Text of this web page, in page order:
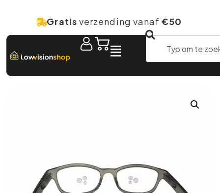
Gratis verzending vanaf €50